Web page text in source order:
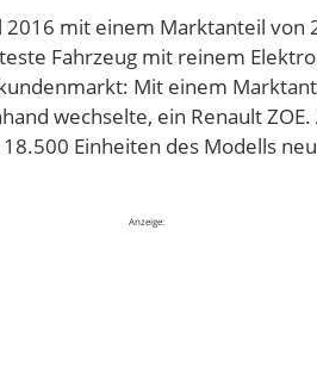
mit einem Marktanteil von
Fahrzeug mit reinem
Mit einem
wechselte, ein Renault
Einheiten des Modells
Anzeige: